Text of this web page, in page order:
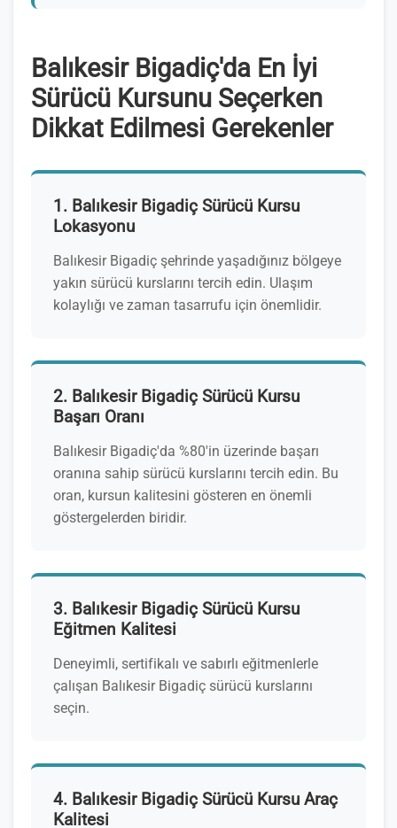
Balıkesir Bigadiç'da En İyi
Sürücü Kursunu Seçerken
Dikkat Edilmesi Gerekenler
1. Balıkesir Bigadiç Sürücü Kursu
Lokasyonu
Balıkesir Bigadiç şehrinde yaşadığınız bölgeye
yakın sürücü kurslarını tercih edin. Ulaşım
kolaylığı ve zaman tasarrufu için önemlidir.
2. Balıkesir Bigadiç Sürücü Kursu
Başarı Oranı
Balıkesir Bigadiç'da %80'in üzerinde başarı
oranına sahip sürücü kurslarını tercih edin. Bu
oran, kursun kalitesini gösteren en önemli
göstergelerden biridir.
3. Balıkesir Bigadiç Sürücü Kursu
Eğitmen Kalitesi
Deneyimli, sertifikalı ve sabırlı eğitmenlerle
çalışan Balıkesir Bigadiç sürücü kurslarını
seçin.
4. Balıkesir Bigadiç Sürücü Kursu Araç
Kalitesi